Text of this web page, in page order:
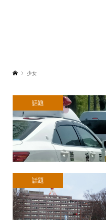
少女
話題
話題